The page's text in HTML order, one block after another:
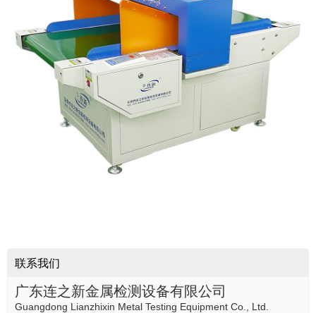
联系我们
广东连之新金属检测设备有限公司
Guangdong Lianzhixin Metal Testing Equipment Co., Ltd.